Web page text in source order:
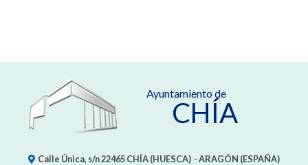
Ayuntamiento de
CHÍA
Calle Única, s/n22465CHÍA (HUESCA) - ARAGÓN (ESPAÑA)